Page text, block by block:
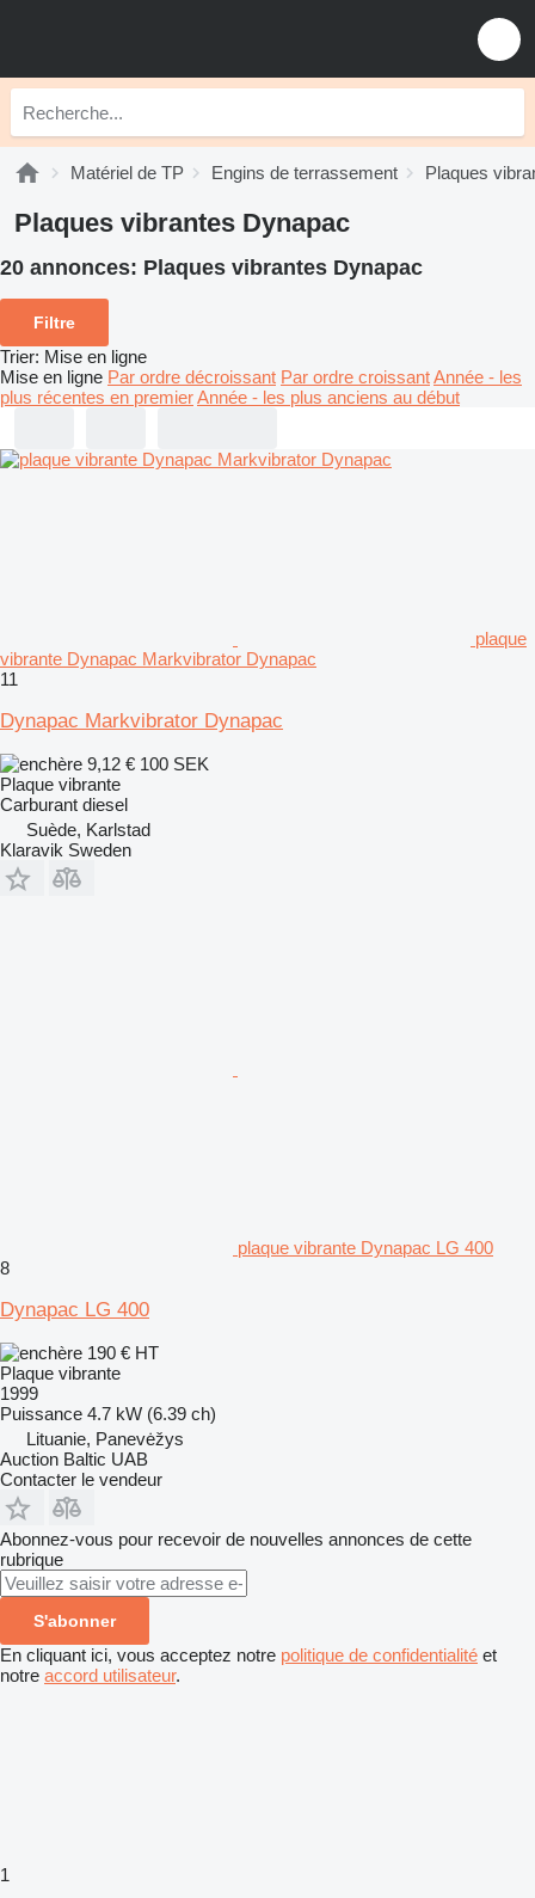
Matériel de TP Engins de terrassement Plaques
Plaques vibrantes Dynapac
20 annonces: Plaques vibrantes Dynapac
Filtre
Trier: Mise en ligne
Mise en ligne Par ordre décroissant Par ordre croissantAnnée - les
plus récentes en premierAnnée - les plus anciens au début
plaque
vibrante Dynapac Markvibrator Dynapac
11
Dynapac Markvibrator Dynapac
9,12 € 100 SEK
Plaque vibrante
Carburant diesel
Suède, Karlstad
Klaravik Sweden
plaque vibrante Dynapac LG 400
8
Dynapac LG 400
190 € HT
Plaque vibrante
1999
Puissance 4.7 kW (6.39 ch)
Lituanie, Panevėžys
Auction Baltic UAB
Contacter le vendeur
Abonnez-vous pour recevoir de nouvelles annonces de cette
rubrique
S'abonner
En cliquant ici, vous acceptez notre politique de confidentialité et
notre accord utilisateur.
1